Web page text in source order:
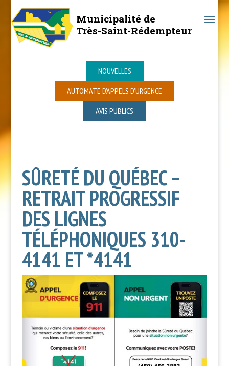
Municipalité de
Très-Saint-Rédempteur
NOUVELLES
AUTOMATE D’APPELS D’URGENCE
AVIS PUBLICS
SÛRETÉ DU QUÉBEC –
RETRAIT PROGRESSIF
DES LIGNES
TÉLÉPHONIQUES 310-
4141 ET *4141